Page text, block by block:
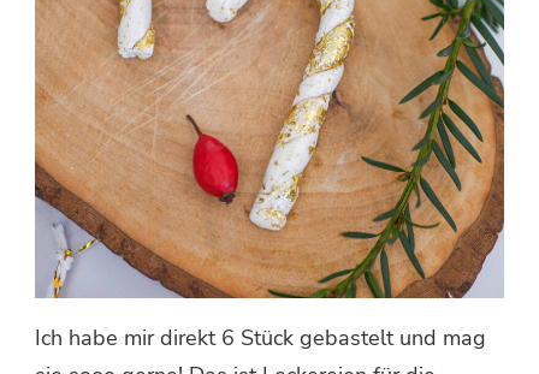
Ich habe mir direkt 6 Stück gebastelt und mag